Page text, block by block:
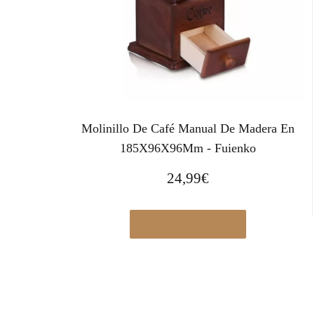
Molinillo De Café Manual De Madera En
185X96X96Mm - Fuienko
24,99€